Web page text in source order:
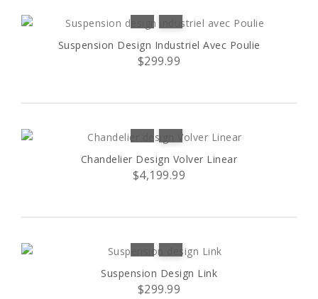
Suspension Design Industriel Avec Poulie
$299.99
Chandelier Design Volver Linear
$4,199.99
Suspension Design Link
$299.99